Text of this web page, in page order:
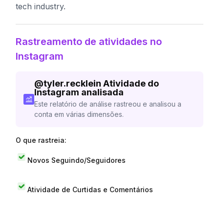
tech industry.
Rastreamento de atividades no
Instagram
@tyler.recklein Atividade do
Instagram analisada
Este relatório de análise rastreou e analisou a
conta em várias dimensões.
O que rastreia:
Novos Seguindo/Seguidores
Atividade de Curtidas e Comentários